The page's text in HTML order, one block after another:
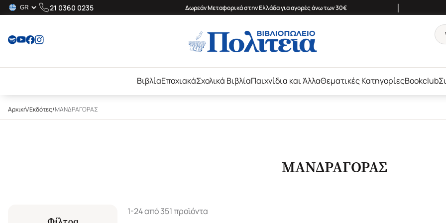
21 0360 0235 Δωρεάν Μεταφορικά στην Ελλάδα για αγορές άνω των 30€ |
ΒιβλίαΕποχιακάΣχολικά ΒιβλίαΠαιχνίδια και ΆλλαΘεματικές ΚατηγορίεςBookclub
Αρχική/Εκδότες/ΜΑΝΔΡΑΓΟΡΑΣ
ΜΑΝΔΡΑΓΟΡΑΣ
1-24 από 351 προϊόντα